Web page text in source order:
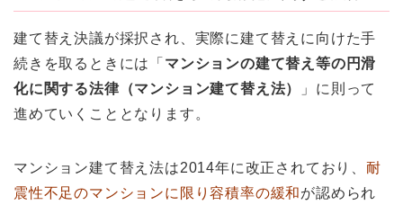
建て替え決議が採択され、実際に建て替えに向けた手
続きを取るときには「 マンションの建て替え等の円滑
化に関する法律（マンション建て替え法）
」に則って
進めていくこととなります。
マンション建て替え法は2014年に改正されており、 耐
震性不足のマンションに限り容積率の緩和が認められ